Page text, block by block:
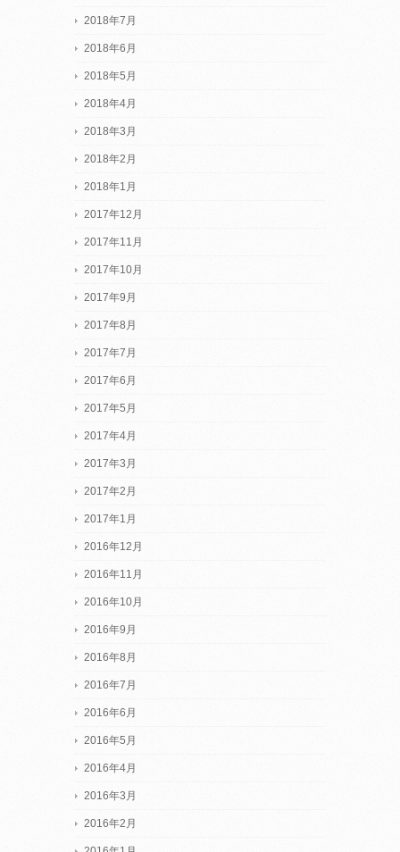
2018年7月
2018年6月
2018年5月
2018年4月
2018年3月
2018年2月
2018年1月
2017年12月
2017年11月
2017年10月
2017年9月
2017年8月
2017年7月
2017年6月
2017年5月
2017年4月
2017年3月
2017年2月
2017年1月
2016年12月
2016年11月
2016年10月
2016年9月
2016年8月
2016年7月
2016年6月
2016年5月
2016年4月
2016年3月
2016年2月